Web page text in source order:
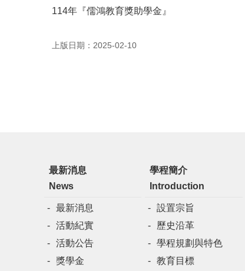
114年『儒鴻教育獎助學金』
上版日期：2025-02-10
最新消息
News
最新消息
活動紀實
活動公告
獎學金
學程簡介
Introduction
設置宗旨
歷史沿革
學程規劃與特色
教育目標